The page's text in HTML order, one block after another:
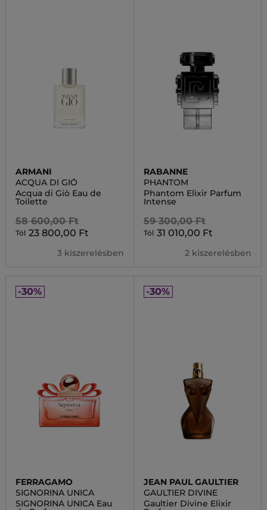
ARMANI
ACQUA DI GIÓ
Acqua di Giò Eau de
Toilette
58 600,00 Ft
Tól 23 800,00 Ft
3 kiszerelésben
RABANNE
PHANTOM
Phantom Elixir Parfum
Intense
59 300,00 Ft
Tól 31 010,00 Ft
2 kiszerelésben
-30%
FERRAGAMO
SIGNORINA UNICA
SIGNORINA UNICA Eau
-30%
JEAN PAUL GAULTIER
GAULTIER DIVINE
Gaultier Divine Elixir